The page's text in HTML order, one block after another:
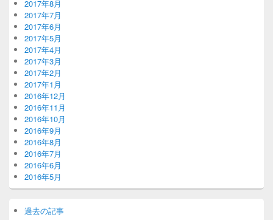
2017年8月
2017年7月
2017年6月
2017年5月
2017年4月
2017年3月
2017年2月
2017年1月
2016年12月
2016年11月
2016年10月
2016年9月
2016年8月
2016年7月
2016年6月
2016年5月
過去の記事